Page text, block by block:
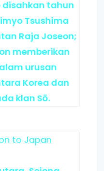
disahkan tahun
Tsushima
Raja Joseon;
memberikan
urusan
Korea dan
klan Sō.
to Japan